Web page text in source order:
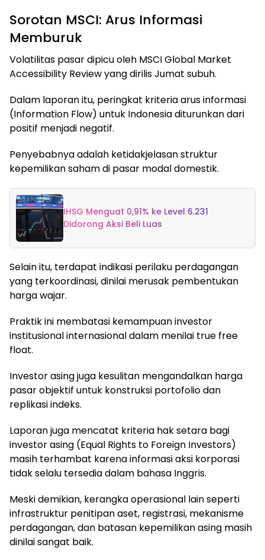
Sorotan MSCI: Arus Informasi
Memburuk
Volatilitas pasar dipicu oleh MSCI Global Market
Accessibility Review yang dirilis Jumat subuh.
Dalam laporan itu, peringkat kriteria arus informasi
(Information Flow) untuk Indonesia diturunkan dari
positif menjadi negatif.
Penyebabnya adalah ketidakjelasan struktur
kepemilikan saham di pasar modal domestik.
IHSG Menguat 0,91% ke Level 6.231
Didorong Aksi Beli Luas
Selain itu, terdapat indikasi perilaku perdagangan
yang terkoordinasi, dinilai merusak pembentukan
harga wajar.
Praktik ini membatasi kemampuan investor
institusional internasional dalam menilai true free
float.
Investor asing juga kesulitan mengandalkan harga
pasar objektif untuk konstruksi portofolio dan
replikasi indeks.
Laporan juga mencatat kriteria hak setara bagi
investor asing (Equal Rights to Foreign Investors)
masih terhambat karena informasi aksi korporasi
tidak selalu tersedia dalam bahasa Inggris.
Meski demikian, kerangka operasional lain seperti
infrastruktur penitipan aset, registrasi, mekanisme
perdagangan, dan batasan kepemilikan asing masih
dinilai sangat baik.